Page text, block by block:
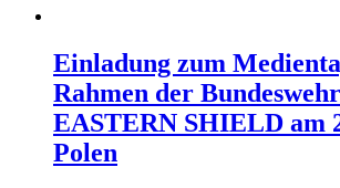
Einladung zum
Rahmen der
EASTERN SHIELD am
Polen